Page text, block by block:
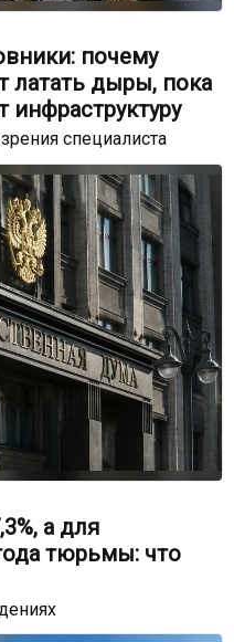
почему
латать дыры, пока
специалиста
а для
тюрьмы: что